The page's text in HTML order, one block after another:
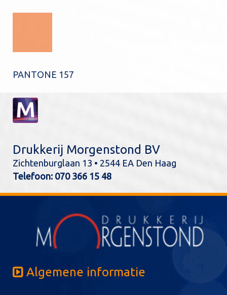
PANTONE 157
Drukkerij Morgenstond BV
Zichtenburglaan 13 • 2544 EA Den Haag
Telefoon: 070 366 15 48
Algemene informatie